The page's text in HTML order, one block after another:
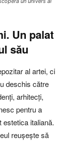
Un palat
său
al artei, ci
deschis către
arhitecți,
pentru a
italiană.
reușește să